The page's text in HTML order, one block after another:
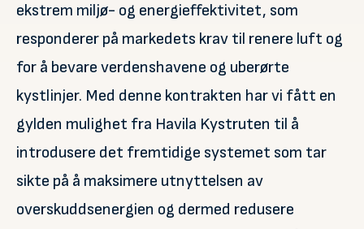
ekstrem miljø- og energieffektivitet, som
responderer på markedets krav til renere luft og
for å bevare verdenshavene og uberørte
kystlinjer. Med denne kontrakten har vi fått en
gylden mulighet fra Havila Kystruten til å
introdusere det fremtidige systemet som tar
sikte på å maksimere utnyttelsen av
overskuddsenergien og dermed redusere